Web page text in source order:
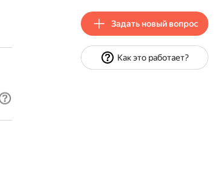
Задать новый вопрос
Как это работает?